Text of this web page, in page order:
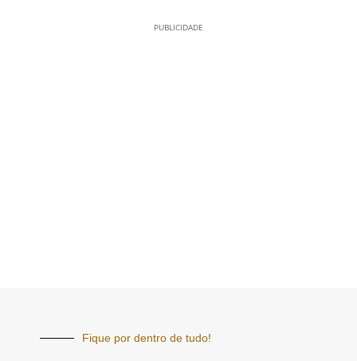
PUBLICIDADE
Fique por dentro de tudo!